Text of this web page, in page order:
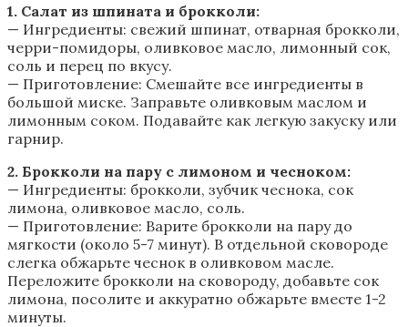
1. Салат из шпината и брокколи:
— Ингредиенты: свежий шпинат, отварная брокколи,
черри-помидоры, оливковое масло, лимонный сок,
соль и перец по вкусу.
— Приготовление: Смешайте все ингредиенты в
большой миске. Заправьте оливковым маслом и
лимонным соком. Подавайте как легкую закуску или
гарнир.
2. Брокколи на пару с лимоном и чесноком:
— Ингредиенты: брокколи, зубчик чеснока, сок
лимона, оливковое масло, соль.
— Приготовление: Варите брокколи на пару до
мягкости (около 5-7 минут). В отдельной сковороде
слегка обжарьте чеснок в оливковом масле.
Переложите брокколи на сковороду, добавьте сок
лимона, посолите и аккуратно обжарьте вместе 1-2
минуты.